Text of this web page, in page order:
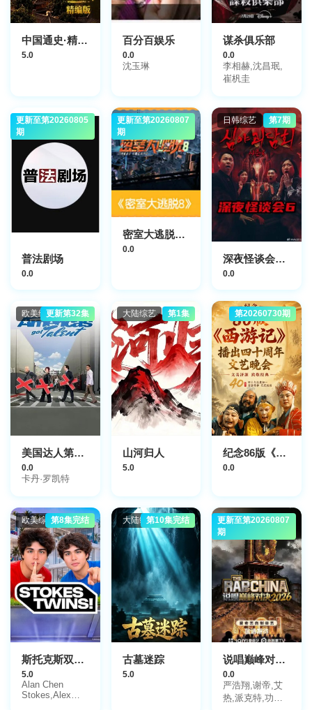
中国通史·精编版
5.0
百分百娱乐
0.0
沈玉琳
谋杀俱乐部
0.0
李相赫,沈昌珉,
崔杋圭
大陆综艺
更新至第20260805
期
普法剧场
0.0
大陆综艺
更新至第20260807
期
密室大逃脱第八季
0.0
日韩综艺 第7期
深夜怪谈会第六季
0.0
欧美综艺更新第32集
美国达人第六季
0.0
卡丹·罗凯特
大陆综艺 第1集
山河归人
5.0
第20260730期
纪念86版《西游记》播出四十周年文艺晚会
0.0
欧美综艺第8集完结
斯托克斯双胞胎
5.0
Alan Chen
Stokes,Alex
大陆综艺第10集完结
古墓迷踪
5.0
大陆综艺
更新至第20260807
期
说唱巅峰对决2026
0.0
严浩翔,谢帝,艾
热,派克特,功夫